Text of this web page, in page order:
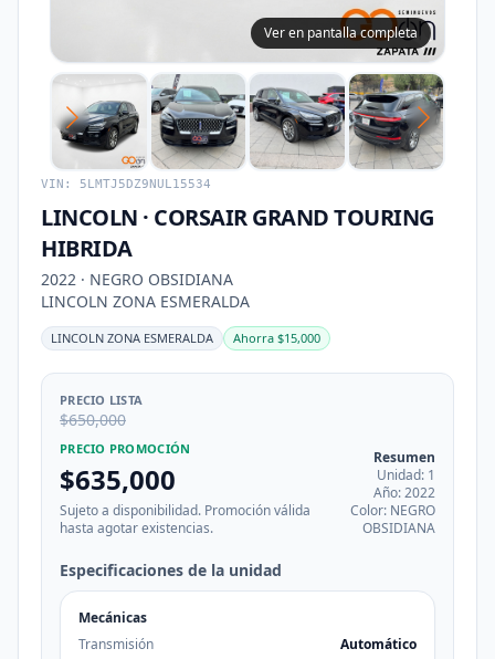
Ver en pantalla completa
VIN: 5LMTJ5DZ9NUL15534
LINCOLN · CORSAIR GRAND TOURING
HIBRIDA
2022 · NEGRO OBSIDIANA
LINCOLN ZONA ESMERALDA
LINCOLN ZONA ESMERALDA Ahorra $15,000
PRECIO LISTA
$650,000
PRECIO PROMOCIÓN
$635,000
Sujeto a disponibilidad. Promoción válida
hasta agotar existencias.
Resumen
Unidad: 1
Año: 2022
Color: NEGRO
OBSIDIANA
Especificaciones de la unidad
Mecánicas
Transmisión
Automático